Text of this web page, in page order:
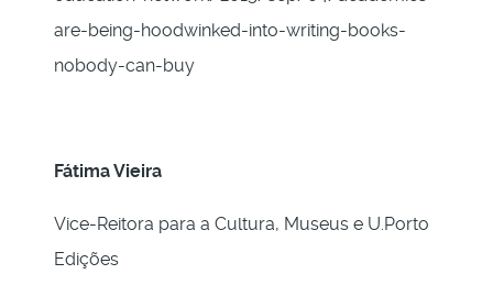
are-being-hoodwinked-into-writing-books-
nobody-can-buy
Fátima Vieira
Vice-Reitora para a Cultura, Museus e U.Porto
Edições